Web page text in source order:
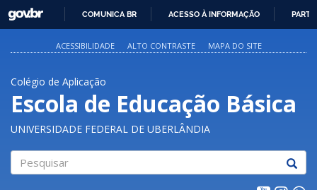
PARA
O
GOVBR
COMUNICA BR ACESSO À INFORMAÇÃO
ACESSIBILIDADE ALTO CONTRASTE MAPA DO SITE
Colégio de Aplicação
Escola de Educação Básica
UNIVERSIDADE FEDERAL DE UBERLÂNDIA